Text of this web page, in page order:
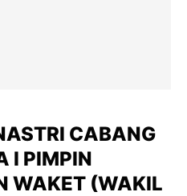
CABANG
I PIMPIN
WAKET (WAKIL